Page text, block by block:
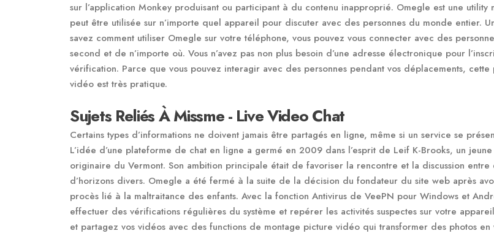
sur l’application Monkey produisant ou participant à du contenu inapproprié. Omegle est une utility
peut être utilisée sur n’importe quel appareil pour discuter avec des personnes du monde entier.
savez comment utiliser Omegle sur votre téléphone, vous pouvez vous connecter avec des
second et de n’importe où. Vous n’avez pas non plus besoin d’une adresse électronique pour
vérification. Parce que vous pouvez interagir avec des personnes pendant vos déplacements,
vidéo est très pratique.
Sujets Reliés À Missme - Live Video Chat
Certains types d’informations ne doivent jamais être partagés en ligne, même si un service se
L’idée d’une plateforme de chat en ligne a germé en 2009 dans l’esprit de Leif K-Brooks, un
originaire du Vermont. Son ambition principale était de favoriser la rencontre et la discussion entre
d’horizons divers. Omegle a été fermé à la suite de la décision du fondateur du site web après
procès lié à la maltraitance des enfants. Avec la fonction Antivirus de VeePN pour Windows et
effectuer des vérifications régulières du système et repérer les activités suspectes sur votre
et partagez vos vidéos avec des functions de montage picture vidéo qui transformer des photos en